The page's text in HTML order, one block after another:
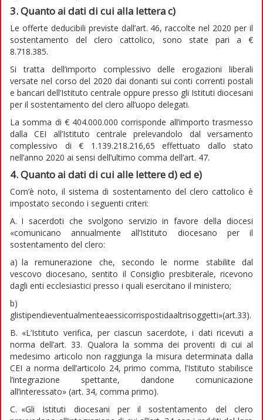
3. Quanto ai dati di cui alla lettera c)
Le offerte deducibili previste dall’art. 46, raccolte nel 2020 per il
sostentamento del clero cattolico, sono state pari a €
8.718.385.
Si tratta dell’importo complessivo delle erogazioni liberali
versate nel corso del 2020 dai donanti sui conti correnti postali
e bancari dell’Istituto centrale oppure presso gli Istituti diocesani
per il sostentamento del clero all’uopo delegati.
La somma di € 404.000.000 corrisponde all’importo trasmesso
dalla CEI all’Istituto centrale prelevandolo dal versamento
complessivo di € 1.139.218.216,65 effettuato dallo stato
nell’anno 2020 ai sensi dell’ultimo comma dell’art. 47.
4. Quanto ai dati di cui alle lettere d) ed e)
Com’è noto, il sistema di sostentamento del clero cattolico è
impostato secondo i seguenti criteri:
A. I sacerdoti che svolgono servizio in favore della diocesi
«comunicano annualmente all’Istituto diocesano per il
sostentamento del clero:
a) la remunerazione che, secondo le norme stabilite dal
vescovo diocesano, sentito il Consiglio presbiterale, ricevono
dagli enti ecclesiastici presso i quali esercitano il ministero;
b)
glistipendieventualmenteaessicorrispostidaaltrisoggetti»(art.33).
B. «L’Istituto verifica, per ciascun sacerdote, i dati ricevuti a
norma dell’art. 33. Qualora la somma dei proventi di cui al
medesimo articolo non raggiunga la misura determinata dalla
CEI a norma dell’articolo 24, primo comma, l’Istituto stabilisce
l’integrazione spettante, dandone comunicazione
all’interessato» (art. 34, comma primo).
C. «Gli Istituti diocesani per il sostentamento del clero